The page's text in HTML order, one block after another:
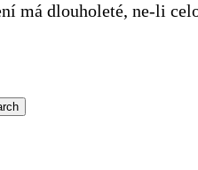
má dlouholeté, ne-li